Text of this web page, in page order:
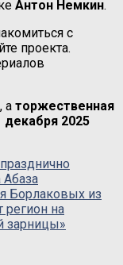
Антон Немкин.
с
проекта.
, а торжественная
декабря 2025
Борлаковых из
регион на
зарницы»